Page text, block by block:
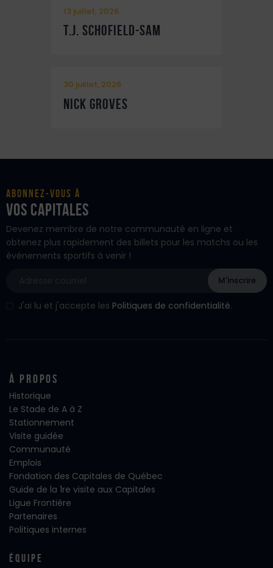
13 juillet, 2026
T.J. Schofield-Sam
30 juillet, 2026
Nick Groves
Abonnez-vous à
vos Capitales
Devenez membre de notre communauté en ligne et
obtenez plus rapidement des billets pour les matchs ou les
événements sportifs à venir !
J'ai lu et j'accepte les Politiques de confidentialité.
À propos
Historique
Le Stade de A à Z
Stationnement
Visite guidée
Communauté
Emplois
Fondation des Capitales de Québec
Guide de la 1re visite aux Capitales
Ligue Frontière
Partenaires
Politiques internes
Équipe